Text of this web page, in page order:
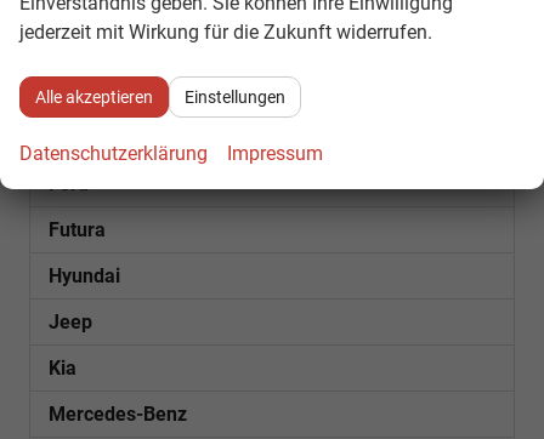
Cupra
Dacia
Ford
Futura
Hyundai
Jeep
Kia
Mercedes-Benz
jederzeit mit Wirkung für die Zukunft widerrufen.
Alle akzeptieren Einstellungen
Datenschutzerklärung Impressum